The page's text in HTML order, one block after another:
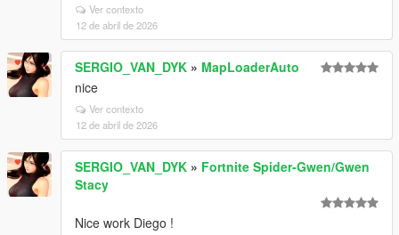
Ver contexto
12 de abril de 2026
SERGIO_VAN_DYK » MapLoaderAuto
nice
Ver contexto
12 de abril de 2026
SERGIO_VAN_DYK » Fortnite Spider-Gwen/Gwen
Stacy
Nice work Diego !